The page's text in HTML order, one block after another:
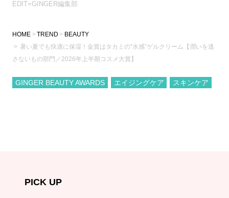
EDIT=GINGER編集部
HOME TREND
BEAUTY
暑い夏でも快適に保湿！金賞はタカミの‟水感”ゲルクリーム【潤いを逃
さないもの部門／2026年上半期コスメ大賞】
GINGER BEAUTY AWARDS エイジングケア スキンケア
PICK UP